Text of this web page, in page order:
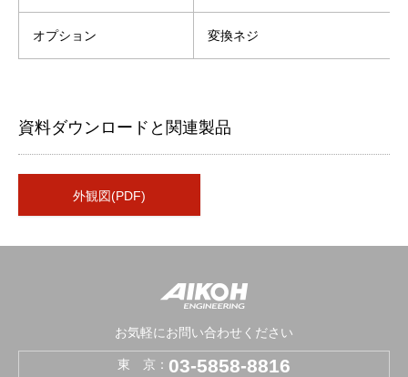
オプション 変換ネジ
資料ダウンロードと関連製品
外観図(PDF)
お気軽にお問い合わせください
東 京： 03-5858-8816